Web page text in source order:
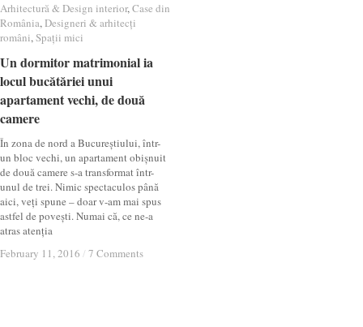
Arhitectură & Design interior,Case din
România,Designeri & arhitecți
români,Spații mici
Un dormitor matrimonial ia
locul bucătăriei unui
apartament vechi, de două
camere
În zona de nord a Bucureștiului, într-
un bloc vechi, un apartament obișnuit
de două camere s-a transformat într-
unul de trei. Nimic spectaculos până
aici, veți spune – doar v-am mai spus
astfel de povești. Numai că, ce ne-a
atras atenția
February 11, 2016 / 7 Comments
Arhitectură & Design interior Case din
România Designeri & arhitecți
români Spații mici
Un dormitor matrimonial ia
locul bucătăriei unui
apartament vechi, de două
camere
February 11, 2016 / 7 Comments